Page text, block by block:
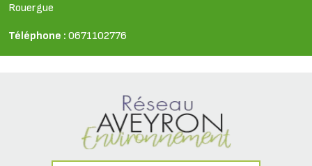
Rouergue
Téléphone : 0671102776